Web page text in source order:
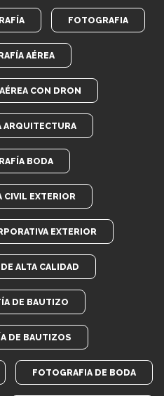
FOTOGRAFIA
AÉREA
CON DRON
ARQUITECTURA
BODA
CIVIL EXTERIOR
EXTERIOR
ALTA CALIDAD
DE BAUTIZO
DE BAUTIZOS
FOTOGRAFIA DE BODA